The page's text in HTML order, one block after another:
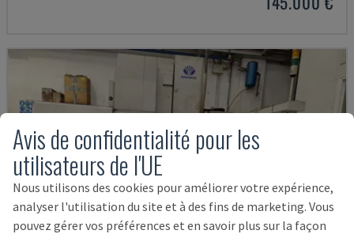
Avis de confidentialité pour les
utilisateurs de l'UE
Nous utilisons des cookies pour améliorer votre expérience,
analyser l'utilisation du site et à des fins de marketing. Vous
pouvez gérer vos préférences et en savoir plus sur la façon